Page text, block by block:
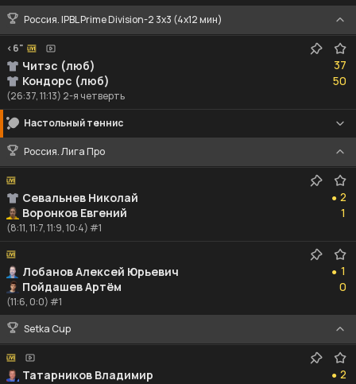
Россия. IPBL Prime Division-2 3x3 (4x12 мин)
<6"
Читэс (люб)
Кондорс (люб)
37
37
50
50
(26:37, 11:13) 2-я четверть
Настольный теннис
Россия. Лига Про
Севальнев Николай
Воронков Евгений
●
2
2
1
1
(8:11, 11:7, 11:9, 10:4) #1
Лобанов Алексей Юрьевич
Пойдашев Артём
●
1
10
0
(11:6, 0:0) #1
Setka Cup
Татарников Владимир
●
2
2
2